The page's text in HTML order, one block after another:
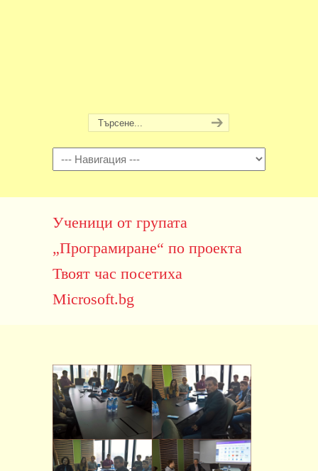
Навигация
Ученици от групата
„Програмиране“ по проекта
Твоят час посетиха
Microsoft.bg